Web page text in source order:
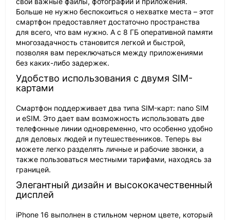
Больше не нужно беспокоиться о нехватке места – этот
смартфон предоставляет достаточно пространства
для всего, что вам нужно. А с 8 ГБ оперативной памяти
многозадачность становится легкой и быстрой,
позволяя вам переключаться между приложениями
без каких-либо задержек.
Удобство использования с двумя SIM-
картами
Смартфон поддерживает два типа SIM-карт: nano SIM
и eSIM. Это дает вам возможность использовать две
телефонные линии одновременно, что особенно удобно
для деловых людей и путешественников. Теперь вы
можете легко разделять личные и рабочие звонки, а
также пользоваться местными тарифами, находясь за
границей.
Элегантный дизайн и высококачественный
дисплей
iPhone 16 выполнен в стильном черном цвете, который